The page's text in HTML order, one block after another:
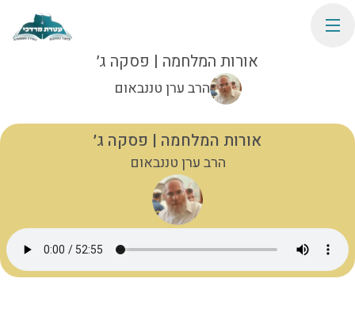
אורות המלחמה | פסקה ג׳
הרב ערן טננבאום
אורות המלחמה | פסקה ג׳
הרב ערן טננבאום